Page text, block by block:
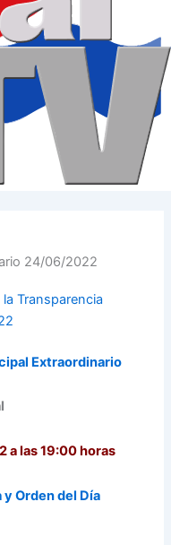
24/06/2022
Transparencia
Extraordinario
a las 19:00 horas
Orden del Día